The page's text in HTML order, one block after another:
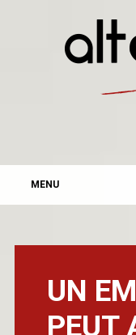
MAIN
MENU
UN
PEUT